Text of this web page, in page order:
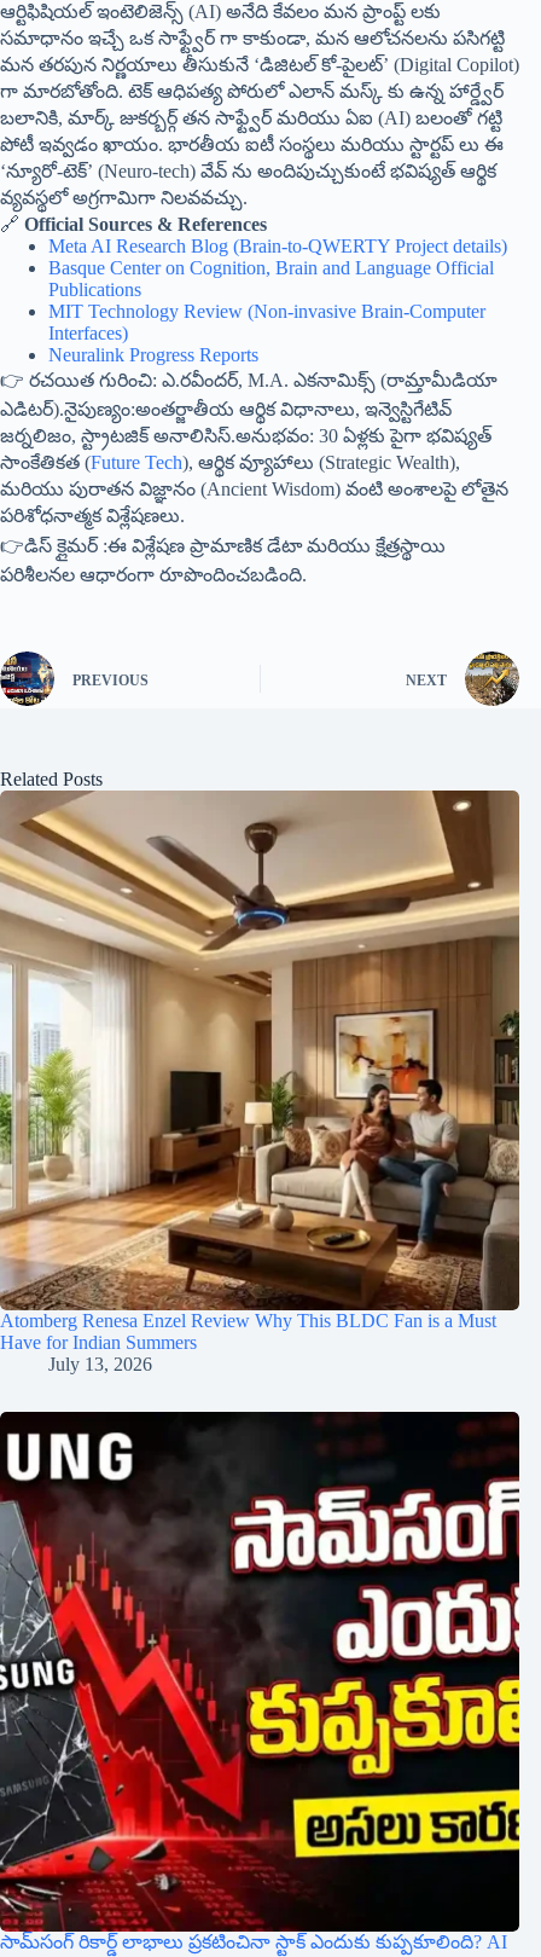
ఆర్టిఫిషియల్ ఇంటెలిజెన్స్ (AI) అనేది కేవలం మన ప్రాంప్ట్ లకు
సమాధానం ఇచ్చే ఒక సాఫ్ట్వేర్ గా కాకుండా, మన ఆలోచనలను పసిగట్టి
మన తరపున నిర్ణయాలు తీసుకునే ‘డిజిటల్ కో-పైలట్’ (Digital Copilot)
గా మారబోతోంది. టెక్ ఆధిపత్య పోరులో ఎలాన్ మస్క్ కు ఉన్న హార్డ్వేర్
బలానికి, మార్క్ జుకర్బర్గ్ తన సాఫ్ట్వేర్ మరియు ఏఐ (AI) బలంతో గట్టి
పోటీ ఇవ్వడం ఖాయం. భారతీయ ఐటీ సంస్థలు మరియు స్టార్టప్ లు ఈ
‘న్యూరో-టెక్’ (Neuro-tech) వేవ్ ను అందిపుచ్చుకుంటే భవిష్యత్ ఆర్థిక
వ్యవస్థలో అగ్రగామిగా నిలవవచ్చు.
🔗 Official Sources & References
Meta AI Research Blog (Brain-to-QWERTY Project details)
Basque Center on Cognition, Brain and Language Official
Publications
MIT Technology Review (Non-invasive Brain-Computer
Interfaces)
Neuralink Progress Reports
👉 రచయిత గురించి: ఎ.రవీందర్, M.A. ఎకనామిక్స్ (రామ్తామీడియా
ఎడిటర్).నైపుణ్యం:అంతర్జాతీయ ఆర్థిక విధానాలు, ఇన్వెస్టిగేటివ్
జర్నలిజం, స్ట్రాటజిక్ అనాలిసిస్.అనుభవం: 30 ఏళ్లకు పైగా భవిష్యత్
సాంకేతికత (Future Tech), ఆర్థిక వ్యూహాలు (Strategic Wealth),
మరియు పురాతన విజ్ఞానం (Ancient Wisdom) వంటి అంశాలపై లోతైన
పరిశోధనాత్మక విశ్లేషణలు.
👉డిస్ క్లైమర్ :ఈ విశ్లేషణ ప్రామాణిక డేటా మరియు క్షేత్రస్థాయి
పరిశీలనల ఆధారంగా రూపొందించబడింది.
PREVIOUS NEXT
Related Posts
Atomberg Renesa Enzel Review Why This BLDC Fan is a Must
Have for Indian Summers
July 13, 2026
సామ్‌సంగ్ రికార్డ్ లాభాలు ప్రకటించినా స్టాక్ ఎందుకు కుప్పకూలింది? AI